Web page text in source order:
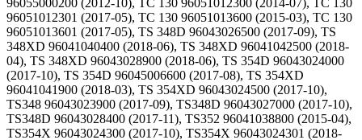
96055000200 (2012-10), TC 130 96051012300 (2014-07), TC 130
96051012301 (2017-05), TC 130 96051013600 (2015-03), TC 130
96051013601 (2017-05), TS 348D 96043026500 (2017-09), TS
348XD 96041040400 (2018-06), TS 348XD 96041042500 (2018-
04), TS 348XD 96043028900 (2018-06), TS 354D 96043024000
(2017-10), TS 354D 96045006600 (2017-08), TS 354XD
96041041900 (2018-03), TS 354XD 96043024500 (2017-10),
TS348 96043023900 (2017-09), TS348D 96043027000 (2017-10),
TS348D 96043028400 (2017-11), TS352 96041038800 (2015-04),
TS354X 96043024300 (2017-10), TS354X 96043024301 (2018-